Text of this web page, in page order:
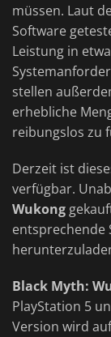
müssen. Laut
Software
Leistung in
stellen
erhebliche
reibungslos zu
Derzeit ist
verfügbar.
Wukong
entsprechende
Black Myth:
PlayStation 5
Version wird